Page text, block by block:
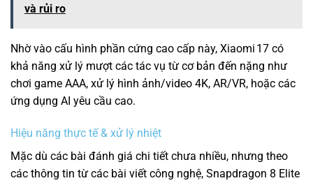
và rủi ro
Nhờ vào cấu hình phần cứng cao cấp này, Xiaomi 17 có
khả năng xử lý mượt các tác vụ từ cơ bản đến nặng như
chơi game AAA, xử lý hình ảnh/video 4K, AR/VR, hoặc các
ứng dụng AI yêu cầu cao.
Hiệu năng thực tế & xử lý nhiệt
Mặc dù các bài đánh giá chi tiết chưa nhiều, nhưng theo
các thông tin từ các bài viết công nghệ, Snapdragon 8 Elite